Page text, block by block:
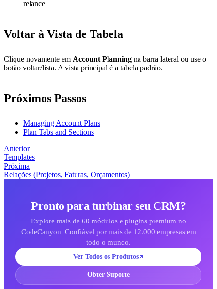
relance
Voltar à Vista de Tabela
Clique novamente em Account Planning na barra lateral ou use o
botão voltar/lista. A vista principal é a tabela padrão.
Próximos Passos
Managing Account Plans
Plan Tabs and Sections
Anterior
Templates
Próxima
Relações (Projetos, Faturas, Orçamentos)
Pronto para turbinar seu CRM?
Explore mais de 60 módulos e plugins premium no
CodeCanyon. Confiável por mais de 12.000 empresas em
todo o mundo.
Ver Todos os Produtos
Obter Suporte